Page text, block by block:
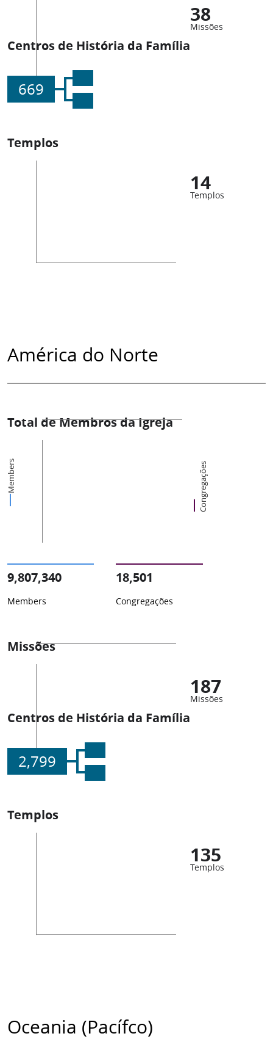
38
Missões
Centros de História da Família
669
Templos
14
Templos
América do Norte
Total de Membros da Igreja
Members Congregações
9,807,340
Members
18,501
Congregações
Missões
187
Missões
Centros de História da Família
2,799
Templos
135
Templos
Oceania (Pacífco)